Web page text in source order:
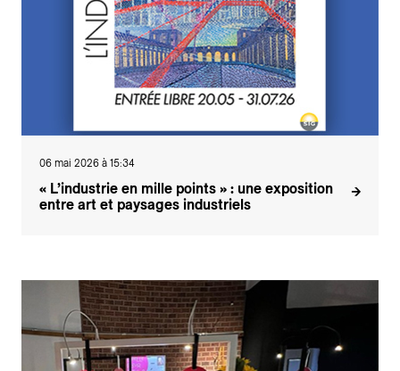
06 mai 2026 à 15:34
« L’industrie en mille points » : une exposition
entre art et paysages industriels